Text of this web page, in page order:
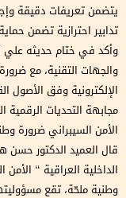
يتضمن تعريفات دقيقة
تدابير احترازية تضمن
وأكد في ختام حديثه علي
والجهات التقنية، مع
الإلكترونية وفق الأصول
مجابهة التحديات الرقمية
الأمن السيبراني ضرورة
قال العميد الدكتور حسن
الداخلية العراقية “
وطنية ملحّة، تقع